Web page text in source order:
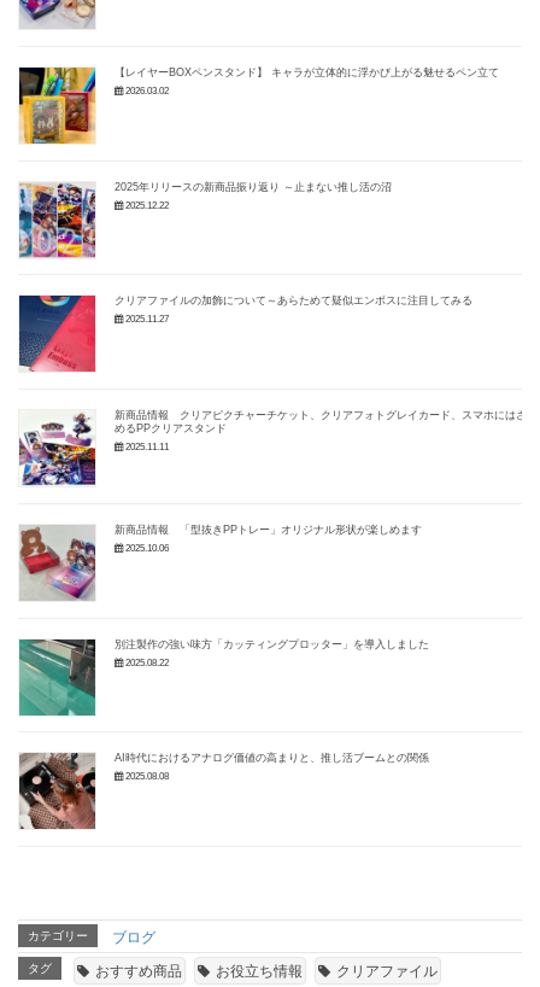
【レイヤーBOXペンスタンド】 キャラが立体的に浮かび上がる魅せるペン立て
2026.03.02
2025年リリースの新商品振り返り ～止まない推し活の沼
2025.12.22
クリアファイルの加飾について～あらためて疑似エンボスに注目してみる
2025.11.27
新商品情報 クリアピクチャーチケット、クリアフォトグレイカード、スマホにはさ
めるPPクリアスタンド
2025.11.11
新商品情報 「型抜きPPトレー」オリジナル形状が楽しめます
2025.10.06
別注製作の強い味方「カッティングプロッター」を導入しました
2025.08.22
AI時代におけるアナログ価値の高まりと、推し活ブームとの関係
2025.08.08
カテゴリー ブログ
タグ おすすめ商品 お役立ち情報
クリアファイル